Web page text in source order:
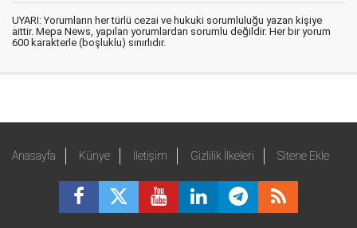
UYARI: Yorumların her türlü cezai ve hukuki sorumluluğu yazan kişiye
aittir. Mepa News, yapılan yorumlardan sorumlu değildir. Her bir yorum
600 karakterle (boşluklu) sınırlıdır.
Anasayfa Künye İletişim Gizlilik İlkeleri Sitene Ekle